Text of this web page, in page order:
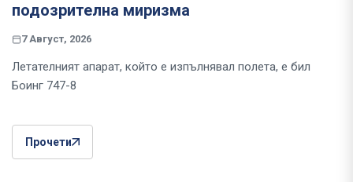
подозрителна миризма
7 Август, 2026
Летателният апарат, който е изпълнявал полета, е бил
Боинг 747-8
Прочети